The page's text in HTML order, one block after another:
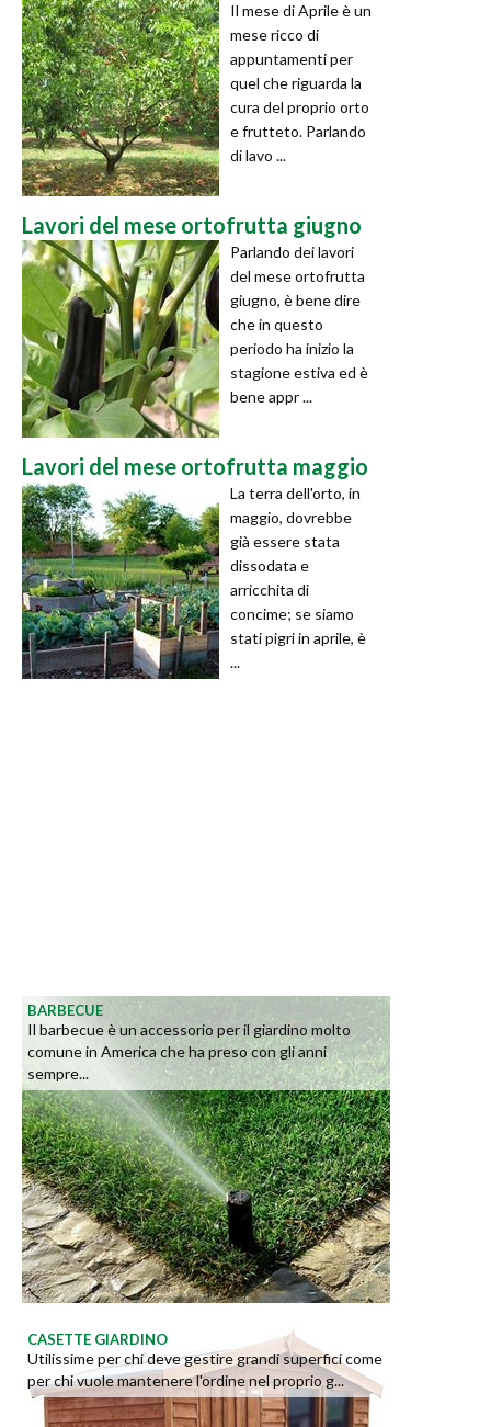
Il mese di Aprile è un
mese ricco di
appuntamenti per
quel che riguarda la
cura del proprio orto
e frutteto. Parlando
di lavo ...
Lavori del mese ortofrutta giugno
Parlando dei lavori
del mese ortofrutta
giugno, è bene dire
che in questo
periodo ha inizio la
stagione estiva ed è
bene appr ...
Lavori del mese ortofrutta maggio
La terra dell'orto, in
maggio, dovrebbe
già essere stata
dissodata e
arricchita di
concime; se siamo
stati pigri in aprile, è
...
BARBECUE
Il barbecue è un accessorio per il giardino molto
comune in America che ha preso con gli anni
sempre...
CASETTE GIARDINO
Utilissime per chi deve gestire grandi superfici come
per chi vuole mantenere l'ordine nel proprio g...